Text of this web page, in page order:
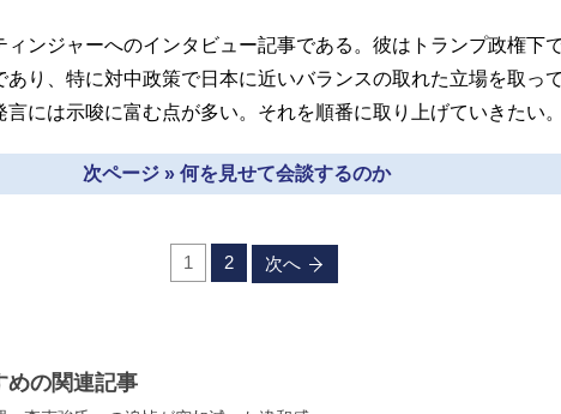
ンジャーへのインタビュー記事である。彼はトランプ政権下
あり、特に対中政策で日本に近いバランスの取れた立場を取っ
には示唆に富む点が多い。それを順番に取り上げていきたい。
次ページ » 何を見せて会談するのか
1 2 次へ
めの関連記事